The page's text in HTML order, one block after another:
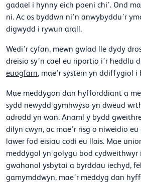
gadael i hynny eich poeni chi’. Ond
ni. Ac os byddwn ni’n anwybyddu’r
digwydd i rywun arall.
Wedi’r cyfan, mewn gwlad lle dydy
dreisio sy’n cael eu riportio i’r heddlu
euogfarn, mae’r system yn ddiffygiol
Mae meddygon dan hyfforddiant a
sydd newydd gymhwyso yn dweud
adrodd yn wan. Anaml y bydd
dilyn cwyn, ac mae’r risg o niweidio
lawer fod eisiau codi eu llais. Mae
meddygol yn golygu bod cydweithwyr
gwahanol ysbytai a byrddau iechyd,
gamymddwyn, mae’r meddyg dan